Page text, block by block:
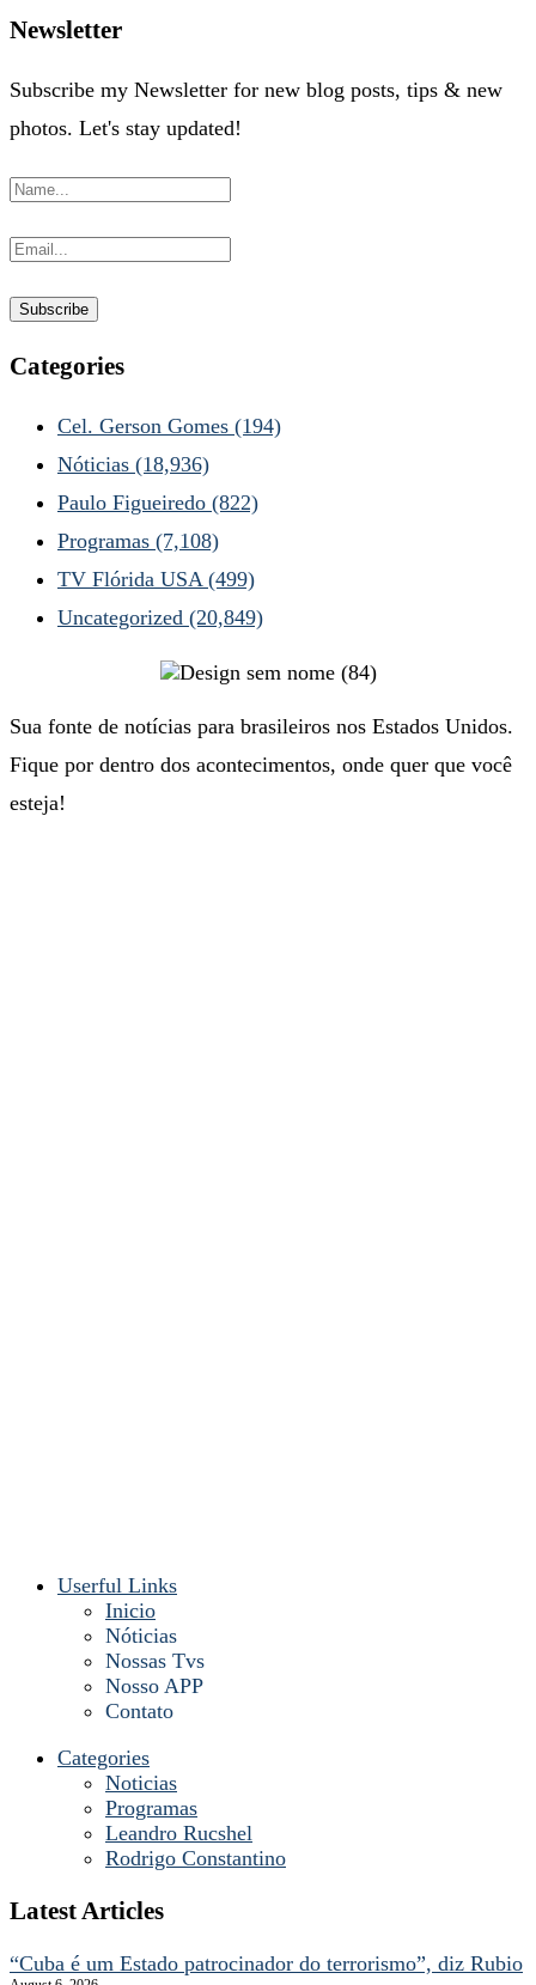
Newsletter
Subscribe my Newsletter for new blog posts, tips & new
photos. Let's stay updated!
Categories
Cel. Gerson Gomes (194)
Nóticias (18,936)
Paulo Figueiredo (822)
Programas (7,108)
TV Flórida USA (499)
Uncategorized (20,849)
Sua fonte de notícias para brasileiros nos Estados Unidos.
Fique por dentro dos acontecimentos, onde quer que você
esteja!
Userful Links
Inicio
Nóticias
Nossas Tvs
Nosso APP
Contato
Categories
Noticias
Programas
Leandro Rucshel
Rodrigo Constantino
Latest Articles
“Cuba é um Estado patrocinador do terrorismo”, diz Rubio